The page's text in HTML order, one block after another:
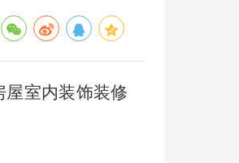
屋室内装饰装修